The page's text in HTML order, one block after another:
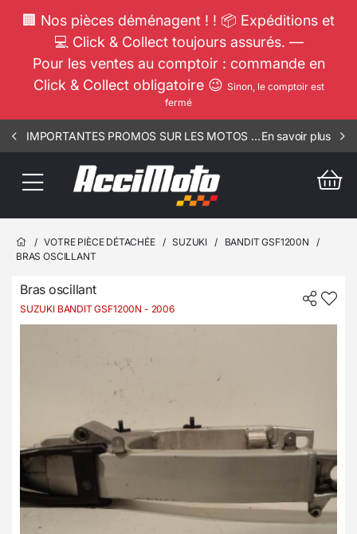
🏢 Nos pièces déménagent ! ! 📦 Expéditions et
💻 Click & Collect toujours assurés. —
Pour les ventes au comptoir : commande en
Click & Collect obligatoire 😉 Sinon, le comptoir est
fermé
IMPORTANTES PROMOS SUR LES MOTOS COMPLETES !!! CONSULTEZ NOS ANNONCES ----- ELEC - RSV - 1812En savoir plus
/ VOTRE PIÈCE DÉTACHÉE / SUZUKI / BANDIT GSF1200N
/
BRAS OSCILLANT
Bras oscillant
SUZUKI BANDIT GSF1200N - 2006